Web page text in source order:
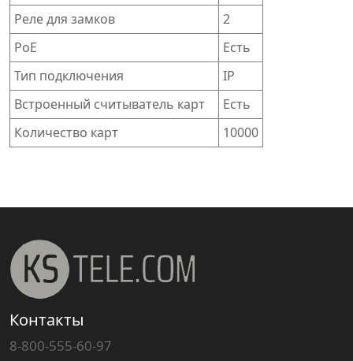
Реле для замков
2
PoE
Есть
Тип подключения
IP
Встроенный считыватель карт
Есть
Количество карт
10000
Контакты
8-800-555-60-97